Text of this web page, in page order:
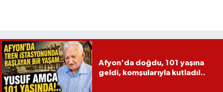
Afyon'da doğdu, 101 yaşına
geldi, komşularıyla kutladı!..